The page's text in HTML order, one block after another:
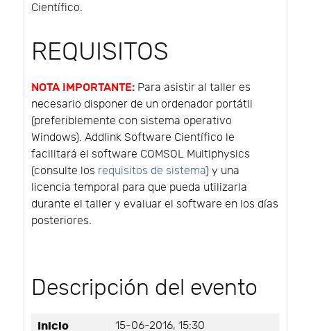
Científico.
REQUISITOS
NOTA IMPORTANTE: Para asistir al taller es
necesario disponer de un ordenador portátil
(preferiblemente con sistema operativo
Windows). Addlink Software Científico le
facilitará el software COMSOL Multiphysics
(consulte los requisitos de sistema) y una
licencia temporal para que pueda utilizarla
durante el taller y evaluar el software en los días
posteriores.
Descripción del evento
Inicio 15-06-2016, 15:30